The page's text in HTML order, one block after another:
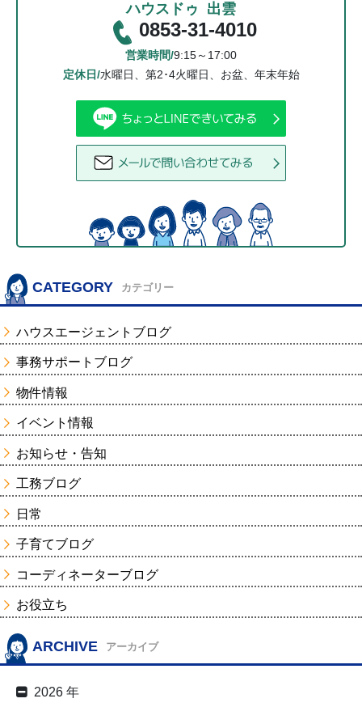
ハウスドゥ 出雲
0853-31-4010
営業時間/9:15～17:00
定休日/水曜日、第2･4火曜日、お盆、年末年始
CATEGORY カテゴリー
ハウスエージェントブログ
事務サポートブログ
物件情報
イベント情報
お知らせ・告知
工務ブログ
日常
子育てブログ
コーディネーターブログ
お役立ち
ARCHIVE アーカイブ
2026 年